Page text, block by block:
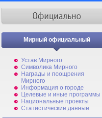
Мирный официальный
Устав Мирного
Символика Мирного
Награды и поощрения
Мирного
Информация о городе
Целевые и иные программы
Национальные проекты
Статистические данные